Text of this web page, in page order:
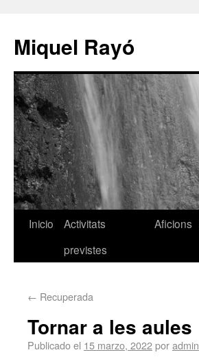
Miquel Rayó
Inicio
Activitats
previstes
Aficions
← Recuperada
Tornar a les aules
Publicado el 15 marzo, 2022poradmin